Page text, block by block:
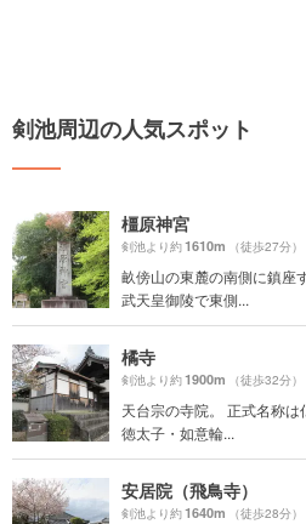
剣池周辺の人気スポット
橿原神宮
剣池より約1610m （徒歩27分）
畝傍山の東麓の南側に鎮座
武天皇御陵で東側...
橘寺
剣池より約1900m （徒歩32分）
天台宗の寺院。 正式名称
徳太子・如意輪...
安居院（飛鳥寺）
剣池より約1640m （徒歩28分）